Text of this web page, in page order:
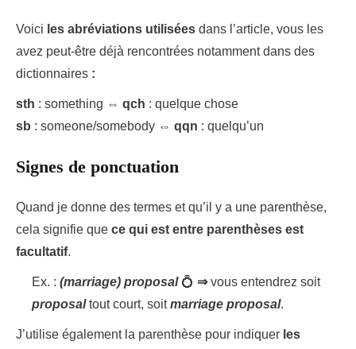
Voici les abréviations utilisées dans l’article, vous les
avez peut-être déjà rencontrées notamment dans des
dictionnaires :
sth : something ⇔ qch : quelque chose
sb : someone/somebody ⇔ qqn : quelqu’un
Signes de ponctuation
Quand je donne des termes et qu’il y a une parenthèse,
cela signifie que ce qui est entre parenthèses est
facultatif.
Ex. : (marriage) proposal 💍 ⇒vous entendrez soit
proposal tout court, soitmarriage proposal.
J’utilise également la parenthèse pour indiquer les